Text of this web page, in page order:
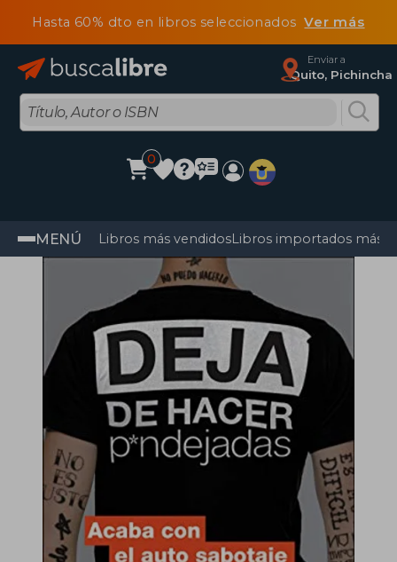
Hasta 60% dto en libros seleccionadosVer más
Enviar a
Quito, Pichincha
0
MENÚ Libros más vendidosLibros importados más